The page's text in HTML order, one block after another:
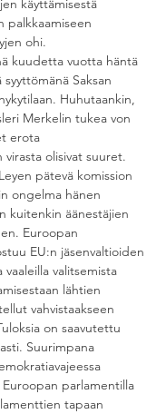
käyttämisestä
palkkaamiseen
ohi.
kuudetta vuotta häntä
Saksan
Huhutaankin,
Merkelin tukea von
erota
olisivat suuret.
pätevä komission
ongelma hänen
kuitenkin äänestäjien
Euroopan
EU:n jäsenvaltioiden
vaaleilla valitsemista
lähtien
vahvistaakseen
on saavutettu
Suurimpana
parlamentilla
tapaan